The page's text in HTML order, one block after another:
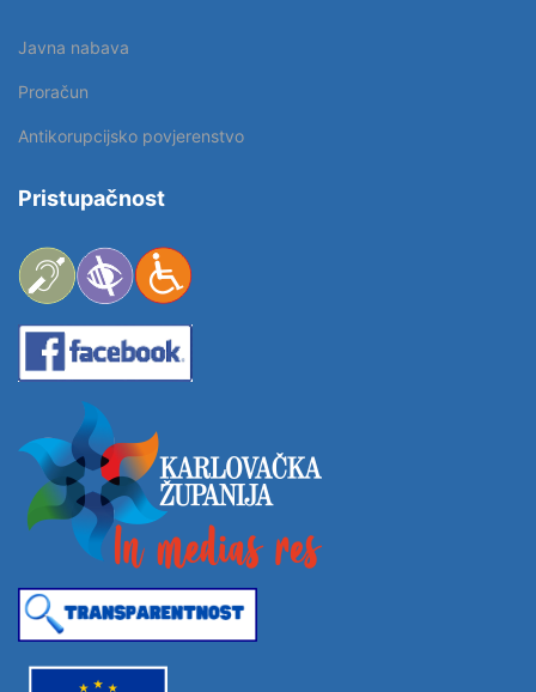
Javna nabava
Proračun
Antikorupcijsko povjerenstvo
Pristupačnost